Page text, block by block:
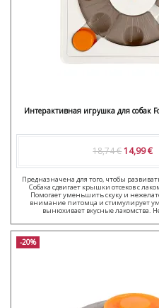
Интерактивная игрушка для собак
18,74 €14,99 €
Предназначена для того, чтобы
Собака сдвигает крышки отсеков с
Помогает уменьшить скуку и
внимание питомца и стимулирует
вынюхивает вкусные лакомства.
-20%